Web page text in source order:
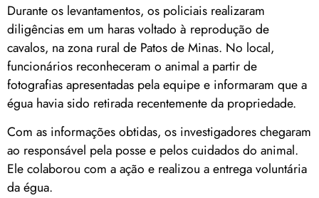
Durante os levantamentos, os policiais realizaram
diligências em um haras voltado à reprodução de
cavalos, na zona rural de Patos de Minas. No local,
funcionários reconheceram o animal a partir de
fotografias apresentadas pela equipe e informaram que a
égua havia sido retirada recentemente da propriedade.
Com as informações obtidas, os investigadores chegaram
ao responsável pela posse e pelos cuidados do animal.
Ele colaborou com a ação e realizou a entrega voluntária
da égua.